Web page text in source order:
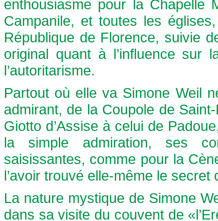
enthousiasme pour la Chapelle
Campanile, et toutes les
République de Florence, suivie
original quant à l’influence sur
l’autoritarisme.
Partout où elle va Simone Weil
admirant, de la Coupole de
Giotto d’Assise à celui de
la simple admiration, ses
saisissantes, comme pour la
l’avoir trouvé elle-même le secret
La nature mystique de Simone
dans sa visite du couvent de